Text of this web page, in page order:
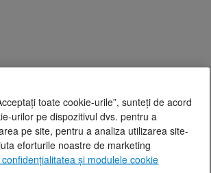
toate cookie-urile”, sunteți de acord
urilor pe dispozitivul dvs. pentru a
pe site, pentru a analiza utilizarea site-
eforturile noastre de marketing
și modulele cookie